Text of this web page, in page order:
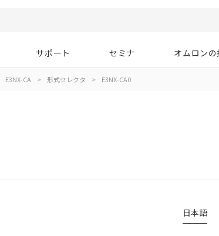
サポート セミナ オムロン
E3NX-CA > 形式セレクタ > E3NX-CA0
日本語